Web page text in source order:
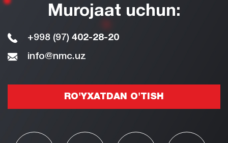
Murojaat uchun:
+998 (97) 402-28-20
info@nmc.uz
RO'YXATDAN O'TISH